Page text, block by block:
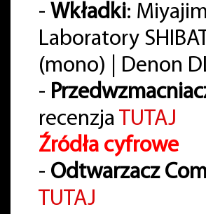
- Wkładki:
Laboratory
(mono) | Denon
-
recenzja TUTAJ
Źródła cyfrowe
- Odtwarzacz
TUTAJ